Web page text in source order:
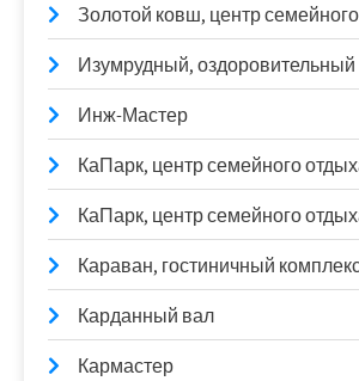
Золотой ковш, центр
Изумрудный, оздоровительный
Инж-Мастер
КаПарк, центр семейного
КаПарк, центр семейного
Караван, гостиничный
Карданный вал
Кармастер